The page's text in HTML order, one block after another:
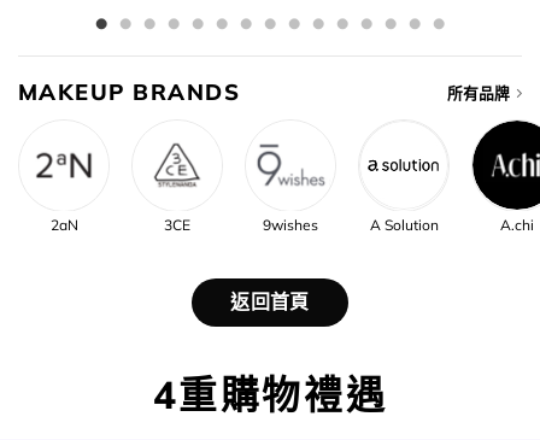
MAKEUP BRANDS 所有品牌
2aN 3CE 9wishes A Solution A.chi
返回首頁
4重購物禮遇